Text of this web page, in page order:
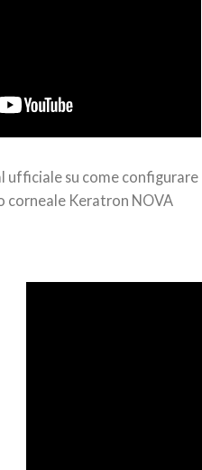
ufficiale su come configurare
Keratron NOVA